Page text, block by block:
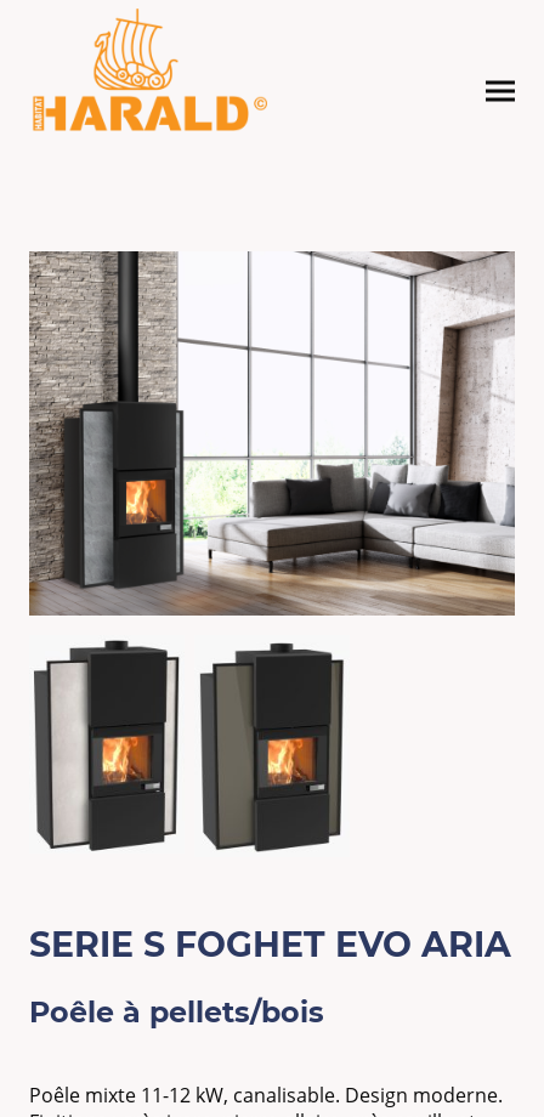
SERIE S FOGHET EVO ARIA
Poêle à pellets/bois
Poêle mixte 11-12 kW, canalisable. Design moderne.